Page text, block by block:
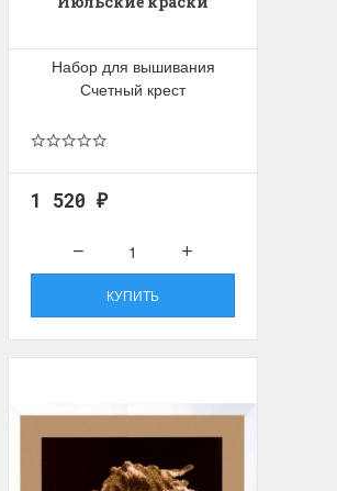
Набор для вышивания
Счетный крест
1 520 ₽
КУПИТЬ